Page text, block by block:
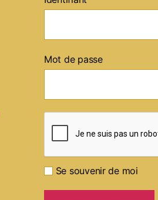
Mot de passe
Se souvenir de moi